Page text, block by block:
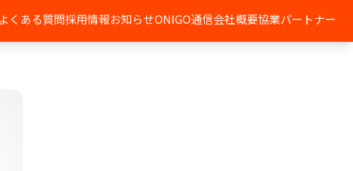
よくある質問採用情報お知らせONIGO通信会社概要協業パートナー